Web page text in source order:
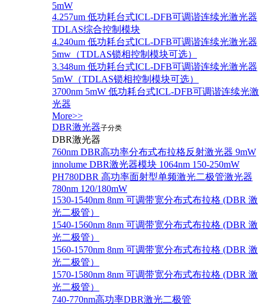
5mW
4.257um 低功耗台式ICL-DFB可调谐连续光激光器
TDLAS综合控制模块
4.240um 低功耗台式ICL-DFB可调谐连续光激光器
5mw（TDLAS锁相控制模块可选）
3.348um 低功耗台式ICL-DFB可调谐连续光激光器
5mW（TDLAS锁相控制模块可选）
3700nm 5mW 低功耗台式ICL-DFB可调谐连续光激
光器
More>>
DBR激光器子分类
DBR激光器
760nm DBR高功率分布式布拉格反射激光器 9mW
innolume DBR激光器模块 1064nm 150-250mW
PH780DBR 高功率面射型单频激光二极管激光器
780nm 120/180mW
1530-1540nm 8nm 可调带宽分布式布拉格 (DBR 激
光二极管）
1540-1560nm 8nm 可调带宽分布式布拉格 (DBR 激
光二极管）
1560-1570nm 8nm 可调带宽分布式布拉格 (DBR 激
光二极管）
1570-1580nm 8nm 可调带宽分布式布拉格 (DBR 激
光二极管）
740-770nm高功率DBR激光二极管